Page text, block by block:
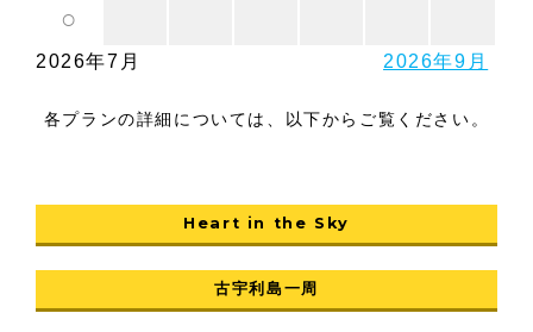
○
2026年7月 2026年9月
各プランの詳細については、以下からご覧ください。
Heart in the Sky
古宇利島一周